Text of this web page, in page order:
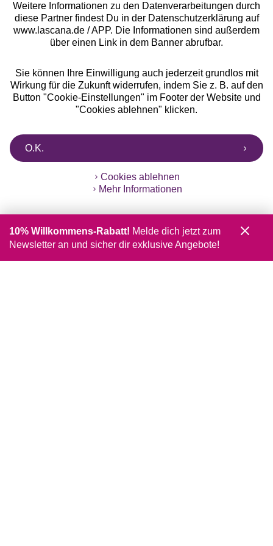
Weitere Informationen zu den Datenverarbeitungen durch
diese Partner findest Du in der Datenschutzerklärung auf
www.lascana.de / APP. Die Informationen sind außerdem
über einen Link in dem Banner abrufbar.
Sie können Ihre Einwilligung auch jederzeit grundlos mit
Wirkung für die Zukunft widerrufen, indem Sie z. B. auf den
Button "Cookie-Einstellungen" im Footer der Website und
"Cookies ablehnen" klicken.
O.K.
Cookies ablehnen
Mehr Informationen
10% Willkommens-Rabatt! Melde dich jetzt zum
Newsletter an und sicher dir exklusive Angebote!